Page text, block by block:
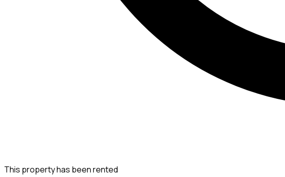
This property has been rented